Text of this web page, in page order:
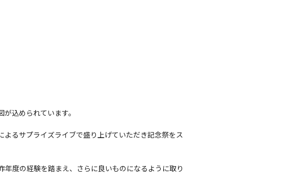
込められています。
るサプライズライブで盛り上げていただき記念祭をス
度の経験を踏まえ、さらに良いものになるように取り